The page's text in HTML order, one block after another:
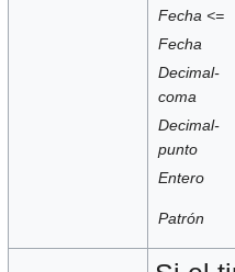
Fecha <=
Fecha
Decimal-
coma
Decimal-
punto
Entero
Patrón